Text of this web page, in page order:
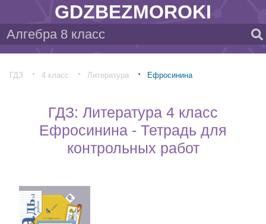
GDZBEZMOROKI
ГДЗ 4 класс Литература Ефросинина
ГДЗ: Литература 4 класс
Ефросинина - Тетрадь для
контрольных работ